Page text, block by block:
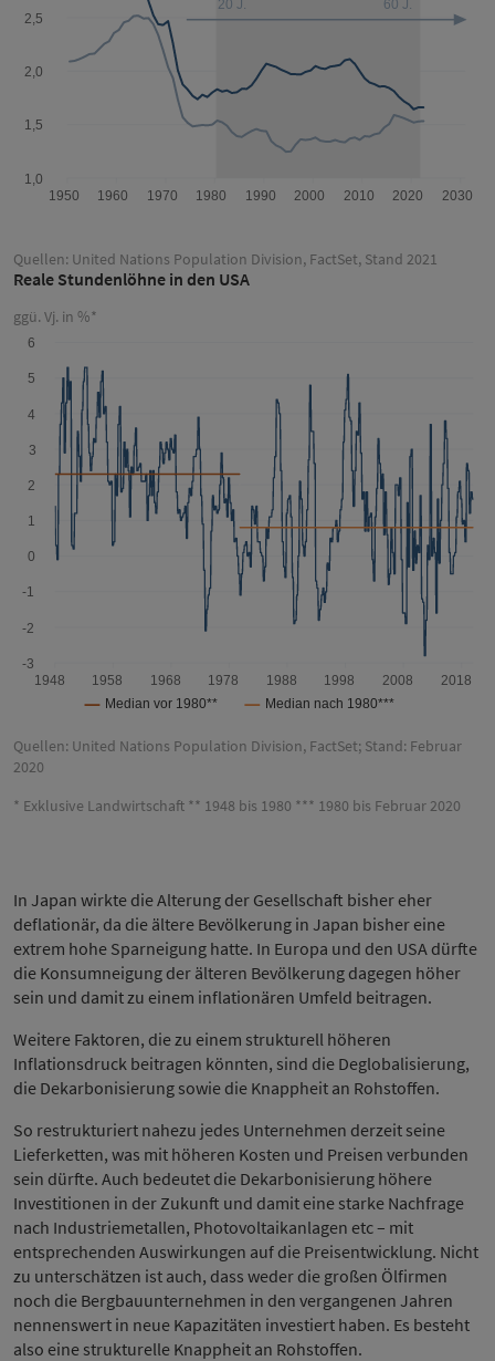
Quellen: United Nations Population Division, FactSet, Stand 2021
Reale Stundenlöhne in den USA
ggü. Vj. in %*
Quellen: United Nations Population Division, FactSet; Stand: Februar
2020
* Exklusive Landwirtschaft ** 1948 bis 1980 *** 1980 bis Februar 2020
In Japan wirkte die Alterung der Gesellschaft bisher eher
deflationär, da die ältere Bevölkerung in Japan bisher eine
extrem hohe Sparneigung hatte. In Europa und den USA dürfte
die Konsumneigung der älteren Bevölkerung dagegen höher
sein und damit zu einem inflationären Umfeld beitragen.
Weitere Faktoren, die zu einem strukturell höheren
Inflationsdruck beitragen könnten, sind die Deglobalisierung,
die Dekarbonisierung sowie die Knappheit an Rohstoffen.
So restrukturiert nahezu jedes Unternehmen derzeit seine
Lieferketten, was mit höheren Kosten und Preisen verbunden
sein dürfte. Auch bedeutet die Dekarbonisierung höhere
Investitionen in der Zukunft und damit eine starke Nachfrage
nach Industriemetallen, Photovoltaikanlagen etc – mit
entsprechenden Auswirkungen auf die Preisentwicklung. Nicht
zu unterschätzen ist auch, dass weder die großen Ölfirmen
noch die Bergbauunternehmen in den vergangenen Jahren
nennenswert in neue Kapazitäten investiert haben. Es besteht
also eine strukturelle Knappheit an Rohstoffen.